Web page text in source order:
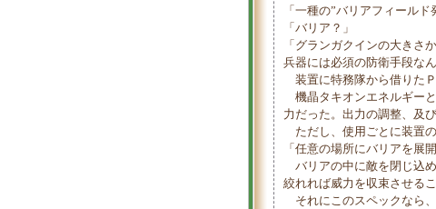
「一種の”バリアフィールド
「バリア？」
「グランガクインの大きさ
兵器には必須の防衛手段なん
装置に特務隊から借りた
機晶タキオンエネルギー
力だった。出力の調整、及
ただし、使用ごとに装置
「任意の場所にバリアを展
バリアの中に敵を閉じ込
絞れれば威力を収束させる
それにこのスペックなら